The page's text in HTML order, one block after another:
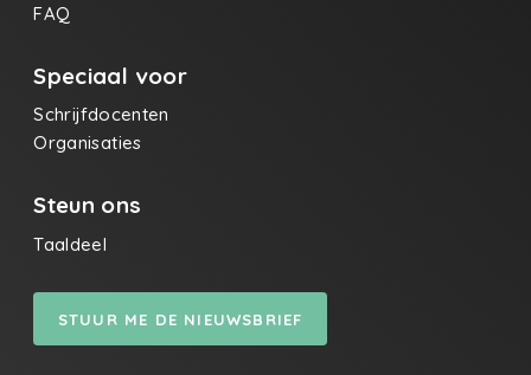
FAQ
Speciaal voor
Schrijfdocenten
Organisaties
Steun ons
Taaldeel
STUUR ME DE NIEUWSBRIEF